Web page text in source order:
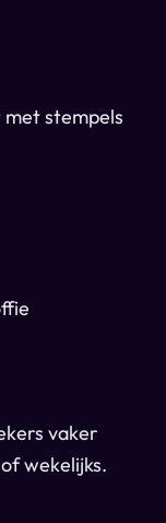
stempels
vaker
wekelijks.